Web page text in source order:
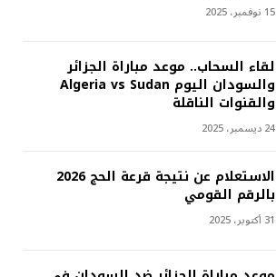
15 نوفمبر، 2025
لقاء السحاب.. موعد مباراة الجزائر
والسودان اليوم Algeria vs Sudan
والقنوات الناقلة
24 ديسمبر، 2025
الاستعلام عن نتيجة قرعة الحج 2026
بالرقم القومي
31 أكتوبر، 2025